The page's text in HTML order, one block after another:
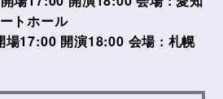
トホール
場17:00 開演18:00 会場 : 札幌